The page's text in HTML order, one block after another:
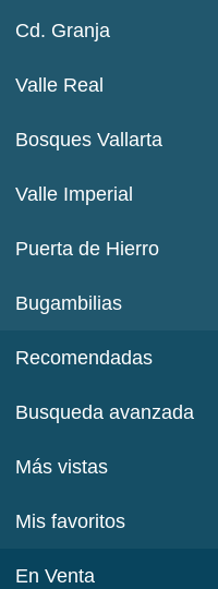
Cd. Granja
Valle Real
Bosques Vallarta
Valle Imperial
Puerta de Hierro
Bugambilias
Recomendadas
Busqueda avanzada
Más vistas
Mis favoritos
En Venta